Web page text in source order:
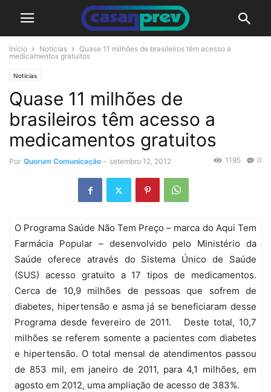
Início Notícias
Quase 11 milhões de brasileiros têm acesso a
medicamentos gratuitos
Notícias
Quase 11 milhões de
brasileiros têm acesso a
medicamentos gratuitos
Por Quorum Comunicação - setembro 12, 2012 0
1195
O Programa Saúde Não Tem Preço – marca do Aqui Tem
Farmácia Popular – desenvolvido pelo Ministério da
Saúde oferece através do Sistema Único de Saúde
(SUS) acesso gratuito a 17 tipos de medicamentos.
Cerca de 10,9 milhões de pessoas que sofrem de
diabetes, hipertensão e asma já se beneficiaram desse
Programa desde fevereiro de 2011. Deste total, 10,7
milhões se referem somente a pacientes com diabetes
e hipertensão. O total mensal de atendimentos passou
de 853 mil, em janeiro de 2011, para 4,1 milhões, em
agosto em 2012, uma ampliação de acesso de 383%.